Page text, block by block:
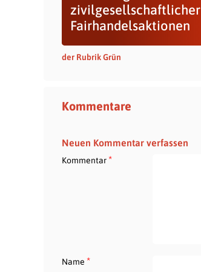
zivilgesellschaftlicher
Fairhandelsaktionen
der Rubrik Grün
Kommentare
Neuen Kommentar verfassen
Kommentar*
Name *